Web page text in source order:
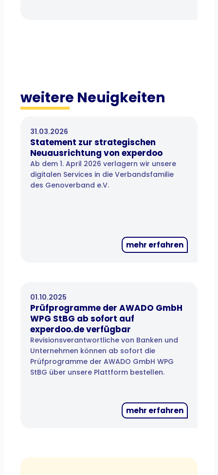
weitere Neuigkeiten
31.03.2026
Statement zur strategischen
Neuausrichtung von experdoo
Ab dem 1. April 2026 verlagern wir unsere
digitalen Services in die Verbandsfamilie
des Genoverband e.V.
mehr erfahren
01.10.2025
Prüfprogramme der AWADO GmbH
WPG StBG ab sofort auf
experdoo.de verfügbar
Revisionsverantwortliche von Banken und
Unternehmen können ab sofort die
Prüfprogramme der AWADO GmbH WPG
StBG über unsere Plattform bestellen.
mehr erfahren